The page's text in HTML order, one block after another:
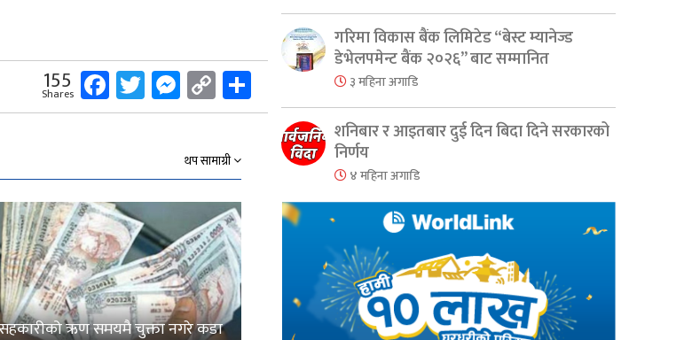
155
Shares Facebook
Twitter
Messenger
Copy
Link
Share
थप सामाग्री
ऋण समयमै चुक्ता नगरे कडा
गरिमा विकास बैंक लिमिटेड “बेस्ट म्यानेज्ड
डेभेलपमेन्ट बैंक २०२६” बाट सम्मानित
३ महिना अगाडि
शनिबार र आइतबार दुई दिन बिदा दिने सरकारको
निर्णय
४ महिना अगाडि